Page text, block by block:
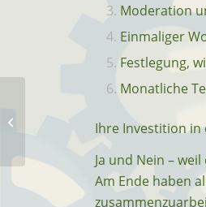
Moderation
Einmaliger
Festlegung,
Monatliche
Ihre Investition in
Ja und Nein –
Am Ende haben